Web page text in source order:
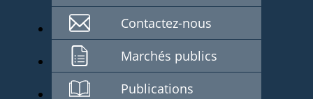
Contactez-nous
Marchés publics
Publications